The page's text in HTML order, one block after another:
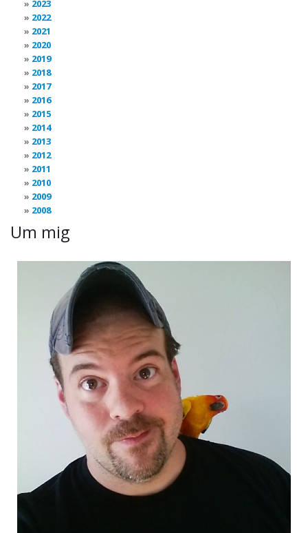
2023
2022
2021
2020
2019
2018
2017
2016
2015
2014
2013
2012
2011
2010
2009
2008
Um mig